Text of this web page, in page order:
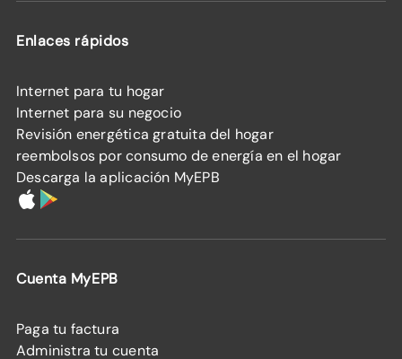
Enlaces rápidos
Internet para tu hogar
Internet para su negocio
Revisión energética gratuita del hogar
reembolsos por consumo de energía en el hogar
Descarga la aplicación MyEPB
Cuenta MyEPB
Paga tu factura
Administra tu cuenta